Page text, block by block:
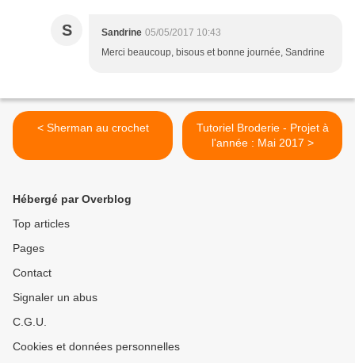
S Sandrine 05/05/2017 10:43
Merci beaucoup, bisous et bonne journée, Sandrine
< Sherman au crochet
Tutoriel Broderie - Projet à
l'année : Mai 2017 >
Hébergé par Overblog
Top articles
Pages
Contact
Signaler un abus
C.G.U.
Cookies et données personnelles